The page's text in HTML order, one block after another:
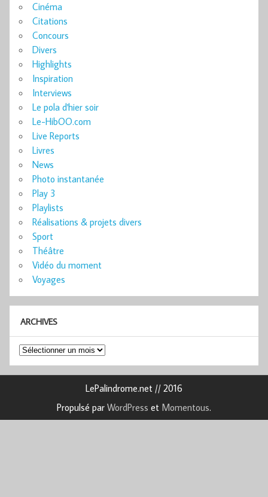
Cinéma
Citations
Concours
Divers
Highlights
Inspiration
Interviews
Le pola d'hier soir
Le-HibOO.com
Live Reports
Livres
News
Photo instantanée
Play 3
Playlists
Réalisations & projets divers
Sport
Théâtre
Vidéo du moment
Voyages
ARCHIVES
Archives
LePalindrome.net // 2016
Propulsé par WordPress et Momentous.